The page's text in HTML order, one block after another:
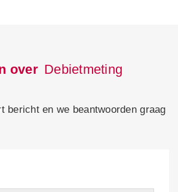
over Debietmeting
bericht en we beantwoorden graag